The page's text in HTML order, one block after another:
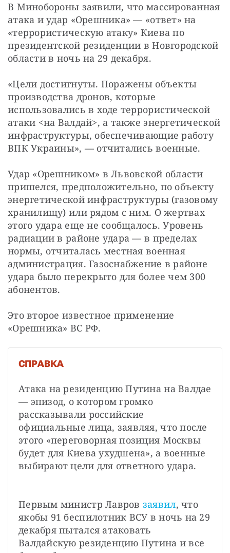
В Минобороны заявили, что массированная
атака и удар «Орешника» — «ответ» на
«террористическую атаку» Киева по
президентской резиденции в Новгородской
области в ночь на 29 декабря.
«Цели достигнуты. Поражены объекты
производства дронов, которые
использовались в ходе террористической
атаки <на Валдай>, а также энергетической
инфраструктуры, обеспечивающие работу
ВПК Украины», — отчитались военные.
Удар «Орешником» в Львовской области
пришелся, предположительно, по объекту
энергетической инфраструктуры (газовому
хранилищу) или рядом с ним. О жертвах
этого удара еще не сообщалось. Уровень
радиации в районе удара — в пределах
нормы, отчиталась местная военная
администрация. Газоснабжение в районе
удара было перекрыто для более чем 300
абонентов.
Это второе известное применение
«Орешника» ВС РФ.
СПРАВКА
Атака на резиденцию Путина на Валдае
— эпизод, о котором громко
рассказывали российские
официальные лица, заявляя, что после
этого «переговорная позиция Москвы
будет для Киева ухудшена», а военные
выбирают цели для ответного удара.
Первым министр Лавров заявил, что
якобы 91 беспилотник ВСУ в ночь на 29
декабря пытался атаковать
Валдайскую резиденцию Путина и все